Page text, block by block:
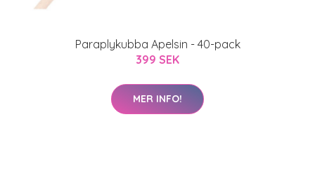
Paraplykubba Apelsin - 40-pack
399 SEK
MER INFO!